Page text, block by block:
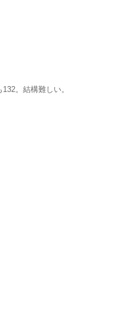
。結構難しい。